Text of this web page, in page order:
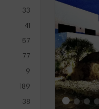
33
41
57
77
9
189
38
‹